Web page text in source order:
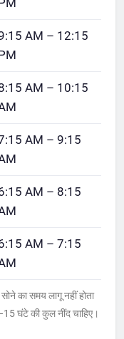
AM – 12:15
AM – 10:15
AM – 9:15
AM – 8:15
AM – 7:15
का समय लागू नहीं होता
घंटे की कुल नींद चाहिए।